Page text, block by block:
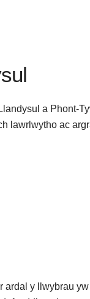
a Phont-
lawrlwytho ac
ardal y llwybrau